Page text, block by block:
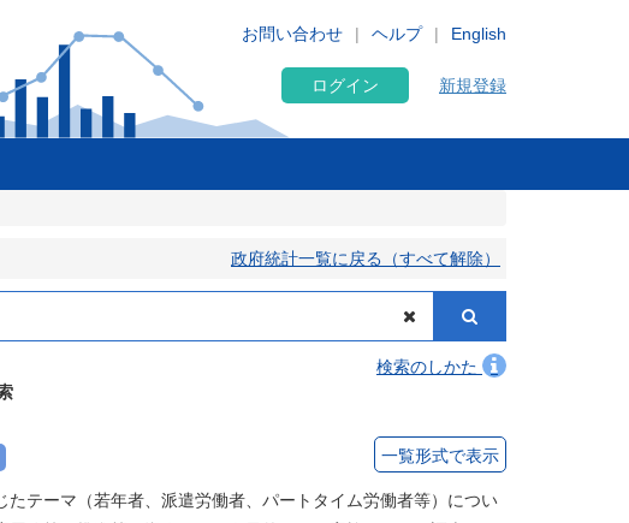
English
お問い合わせ ヘルプ
ログイン 新規登録
政府統計一覧に戻る（すべて解除）
検索のしかた
一覧形式で表示
テーマ（若年者、派遣労働者、パートタイム労働者等）につい